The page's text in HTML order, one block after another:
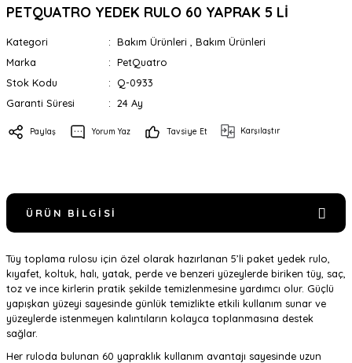
PETQUATRO YEDEK RULO 60 YAPRAK 5 Lİ
Kategori Bakım Ürünleri
Bakım Ürünleri
Marka
PetQuatro
Stok Kodu
Q-0933
Garanti Süresi
24 Ay
Paylaş Yorum Yaz Tavsiye Et Karşılaştır
ÜRÜN BILGISI
Tüy toplama rulosu için özel olarak hazırlanan 5’li paket yedek rulo,
kıyafet, koltuk, halı, yatak, perde ve benzeri yüzeylerde biriken tüy, saç,
toz ve ince kirlerin pratik şekilde temizlenmesine yardımcı olur. Güçlü
yapışkan yüzeyi sayesinde günlük temizlikte etkili kullanım sunar ve
yüzeylerde istenmeyen kalıntıların kolayca toplanmasına destek
sağlar.
Her ruloda bulunan 60 yapraklık kullanım avantajı sayesinde uzun